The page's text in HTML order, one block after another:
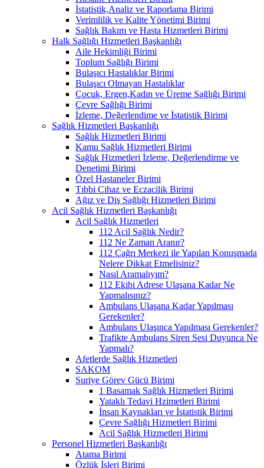
İstatistik,Analiz ve Raporlama Birimi
Verimlilik ve Kalite Yönetimi Birimi
Sağlık Bakım ve Hasta Hizmetleri Birimi
Halk Sağlığı Hizmetleri Başkanlığı
Aile Hekimliği Birimi
Toplum Sağlığı Birimi
Bulaşıcı Hastalıklar Birimi
Bulaşıcı Olmayan Hastalıklar
Çocuk, Ergen,Kadın ve Üreme Sağlığı Birimi
Çevre Sağlığı Birimi
İzleme, Değerlendime ve İstatistik Birimi
Sağlık Hizmetleri Başkanlığı
Sağlık Hizmetleri Birimi
Kamu Sağlık Hizmetleri Birimi
Sağlık Hizmetleri İzleme, Değerlendirme ve
Denetimi Birimi
Özel Hastaneler Birimi
Tıbbi Cihaz ve Eczacilik Birimi
Ağız ve Diş Sağlığı Hizmetleri Birimi
Acil Sağlık Hizmetleri Başkanlığı
Acil Sağlık Hizmetleri
112 Acil Sağlık Nedir?
112 Ne Zaman Aranır?
112 Çağrı Merkezi ile Yapılan Konuşmada
Nelere Dikkat Etmelisiniz?
Nasıl Aramalıyım?
112 Ekibi Adrese Ulaşana Kadar Ne
Yapmalısınız?
Ambulans Ulaşana Kadar Yapılması
Gerekenler?
Ambulans Ulaşınca Yapılması Gerekenler?
Trafikte Ambulans Siren Sesi Duyunca Ne
Yapmalı?
Afetlerde Sağlık Hizmetleri
SAKOM
Suriye Görev Gücü Birimi
1 Basamak Sağlık Hizmetleri Birimi
Yataklı Tedavi Hzimetleri Birimi
İnsan Kaynakları ve İstatistik Birimi
Çevre Sağlığı Hizmetleri Birimi
Acil Sağlık Hizmetleri Birimi
Personel Hizmetleri Başkanlığı
Atama Birimi
Özlük İşleri Birimi